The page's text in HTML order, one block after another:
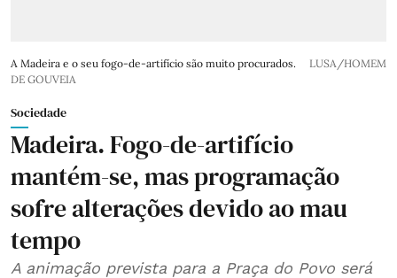
A Madeira e o seu fogo-de-artifício são muito procurados.
LUSA/HOMEM
DE GOUVEIA
Sociedade
Madeira. Fogo-de-artifício
mantém-se, mas programação
sofre alterações devido ao mau
tempo
A animação prevista para a Praça do Povo será